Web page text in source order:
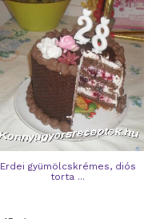
Erdei gyümölcskrémes, diós
torta ...